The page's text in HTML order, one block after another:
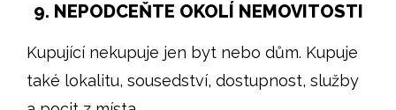
9. NEPODCEŇTE OKOLÍ NEMOVITOSTI
Kupující nekupuje jen byt nebo dům. Kupuje
také lokalitu, sousedství, dostupnost, služby